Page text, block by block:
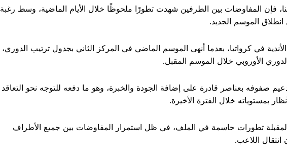
فإن المفاوضات بين الطرفين شهدت تطورًا ملحوظًا خلال الأيام الماضية، وسط رغبة
الموسم الجديد.
في كرواتيا، بعدما أنهى الموسم الماضي في المركز الثاني بجدول ترتيب الدوري،
الأوروبي خلال الموسم المقبل.
صفوفه بعناصر قادرة على إضافة الجودة والخبرة، وهو ما دفعه للتوجه نحو التعاقد
بمستوياته خلال الفترة الأخيرة.
المقبلة تطورات حاسمة في الملف، في ظل استمرار المفاوضات بين جميع الأطراف
اللاعب.